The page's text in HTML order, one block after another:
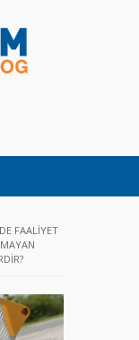
FAALIYET